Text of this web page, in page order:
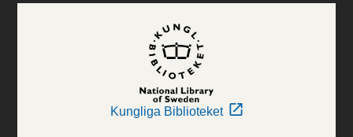
Kungliga Biblioteket